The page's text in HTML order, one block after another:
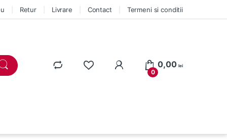
Retur Livrare Contact Termeni si conditii
0
0,00lei